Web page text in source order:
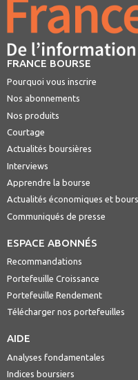
FRANCE BOURSE
Pourquoi vous inscrire
Nos abonnements
Nos produits
Courtage
Actualités boursières
Interviews
Apprendre la bourse
Actualités économiques et
Communiqués de presse
ESPACE ABONNÉS
Recommandations
Portefeuille Croissance
Portefeuille Rendement
Télécharger nos portefeuilles
AIDE
Analyses fondamentales
Indices boursiers